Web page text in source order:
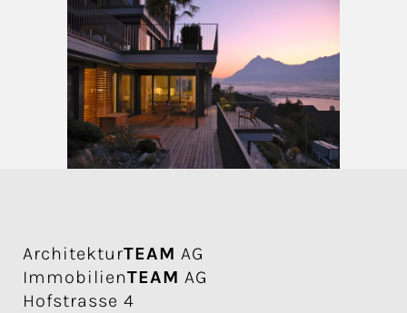
ArchitekturTEAM AG
ImmobilienTEAM AG
Hofstrasse 4